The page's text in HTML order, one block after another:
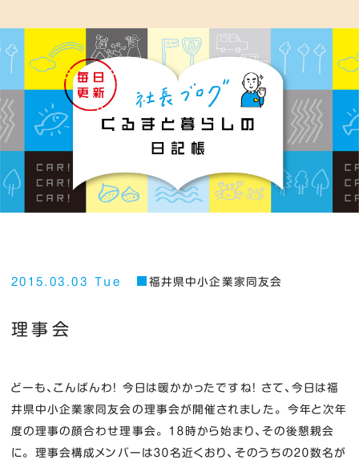
2015.03.03 Tue 福井県中小企業家同友会
理事会
どーも、こんばんわ！ 今日は暖かかったですね！ さて、今日は福
井県中小企業家同友会の理事会が開催されました。 今年と次年
度の理事の顔合わせ理事会。 １８時から始まり、その後懇親会
に。 理事会構成メンバーは３０名近くおり、そのうちの２０数名が